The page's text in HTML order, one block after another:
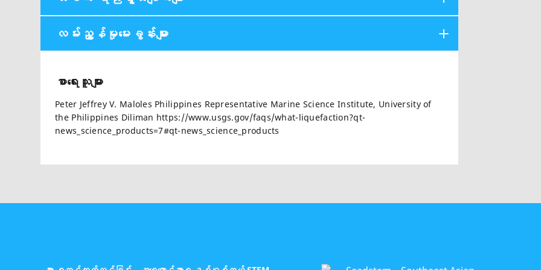
လမ်းညွှန်မှုမေးခွန်းများ
စာရေးသူများ
Peter Jeffrey V. Maloles Philippines Representative Marine Science Institute, University of
the Philippines Diliman https://www.usgs.gov/faqs/what-liquefaction?qt-
news_science_products=7#qt-news_science_products